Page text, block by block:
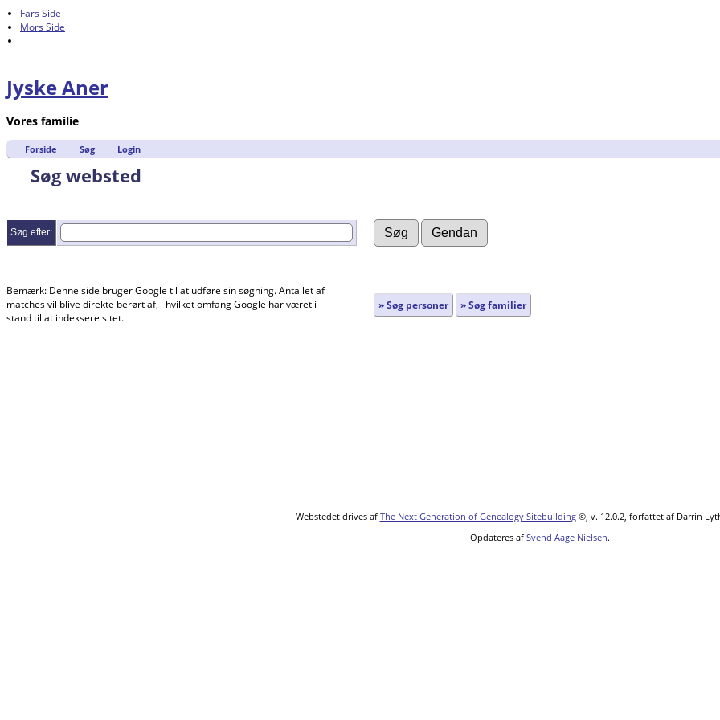
Fars Side
Mors Side
Jyske Aner
Vores familie
Forside Søg Login
Søg websted
Søg efter:
Bemærk: Denne side bruger Google til at udføre sin søgning. Antallet af
matches vil blive direkte berørt af, i hvilket omfang Google har været i
stand til at indeksere sitet.
» Søg personer » Søg familier
Webstedet drives af The Next Generation of Genealogy Sitebuilding©, v. 12.0.2, forfattet af Darrin
Opdateres af Svend Aage Nielsen.